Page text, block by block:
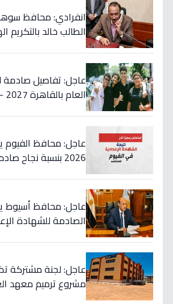
انفرادي: محافظ
الطالب خالد
عاجل: تفاصيل صادمة
عاجل: محافظ الفيوم
2026 بنسبة نجاح
عاجل: محافظ أسيوط
مشروع ترميم معهد